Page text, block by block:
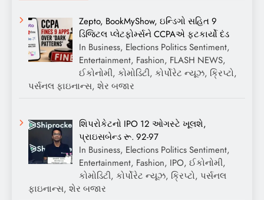
Zepto, BookMyShow, ઇન્ડિગો સહિત 9
ડિજિટલ પ્લેટફોર્મ્સને CCPAએ ફટકાર્યો દંડ
In Business, Elections Politics Sentiment,
Entertainment, Fashion, FLASH NEWS,
ઈકોનોમી, કોમોડિટી, કોર્પોરેટ ન્યૂઝ, ક્રિપ્ટો,
પર્સનલ ફાઇનાન્સ, શેર બજાર
શિપરોકેટનો IPO 12 ઓગસ્ટે ખૂલશે,
પ્રાઇસબેન્ડ રૂ. 92-97
In Business, Elections Politics Sentiment,
Entertainment, Fashion, IPO, ઈકોનોમી,
કોમોડિટી, કોર્પોરેટ ન્યૂઝ, ક્રિપ્ટો, પર્સનલ
ફાઇનાન્સ, શેર બજાર